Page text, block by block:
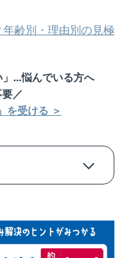
齢別・理由別の見極
」...悩んでいる方へ
／
を受ける ＞
わない